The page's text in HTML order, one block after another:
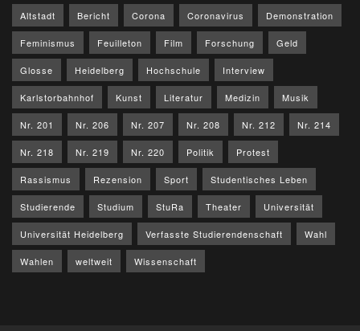
Altstadt Bericht Corona Coronavirus Demonstration
Feminismus Feuilleton Film Forschung Geld
Glosse Heidelberg Hochschule Interview
Karlstorbahnhof Kunst Literatur Medizin Musik
Nr. 201 Nr. 206 Nr. 207 Nr. 208 Nr. 212 Nr. 214
Nr. 218 Nr. 219 Nr. 220 Politik Protest
Rassismus Rezension Sport Studentisches Leben
Studierende Studium StuRa Theater Universität
Universität Heidelberg Verfasste Studierendenschaft Wahl
Wahlen weltweit Wissenschaft